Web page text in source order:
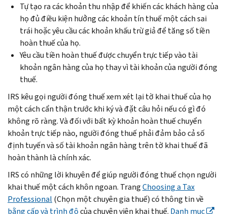
Tự tạo ra các khoản thu nhập để khiến các khách hàng của
họ đủ điều kiện hưởng các khoản tín thuế một cách sai
trái hoặc yêu cầu các khoản khấu trừ giả để tăng số tiền
hoàn thuế của họ.
Yêu cầu tiền hoàn thuế được chuyển trực tiếp vào tài
khoản ngân hàng của họ thay vì tài khoản của người đóng
thuế.
IRS kêu gọi người đóng thuế xem xét lại tờ khai thuế của họ
một cách cẩn thận trước khi ký và đặt câu hỏi nếu có gì đó
không rõ ràng. Và đối với bất kỳ khoản hoàn thuế chuyển
khoản trực tiếp nào, người đóng thuế phải đảm bảo cả số
định tuyến và số tài khoản ngân hàng trên tờ khai thuế đã
hoàn thành là chính xác.
IRS có những lời khuyên để giúp người đóng thuế chọn người
khai thuế một cách khôn ngoan. TrangChoosing a Tax
Professional (Chọn một chuyên gia thuế) có thông tin về
bằng cấp và trình độcủa chuyên viên khai thuế. Danh mục